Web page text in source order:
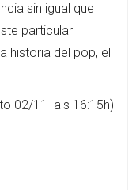
sin igual que
particular
historia del pop, el
02/11 als 16:15h)